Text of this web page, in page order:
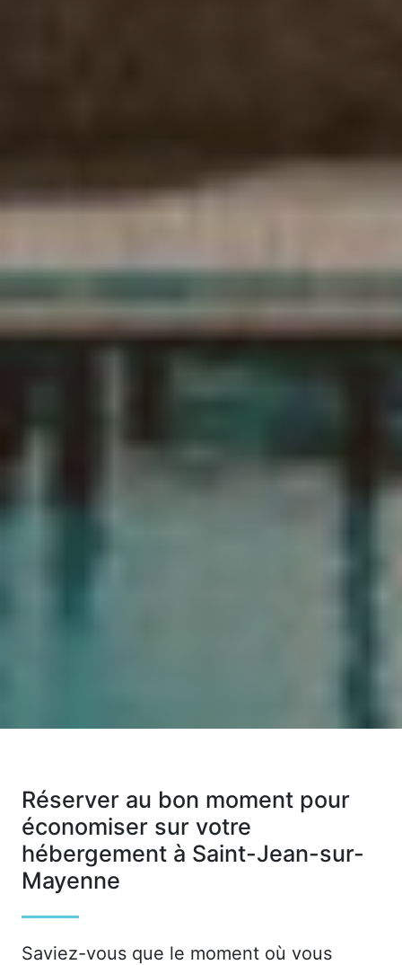
Réserver au bon moment pour
économiser sur votre
hébergement à Saint-Jean-sur-
Mayenne
Saviez-vous que le moment où vous